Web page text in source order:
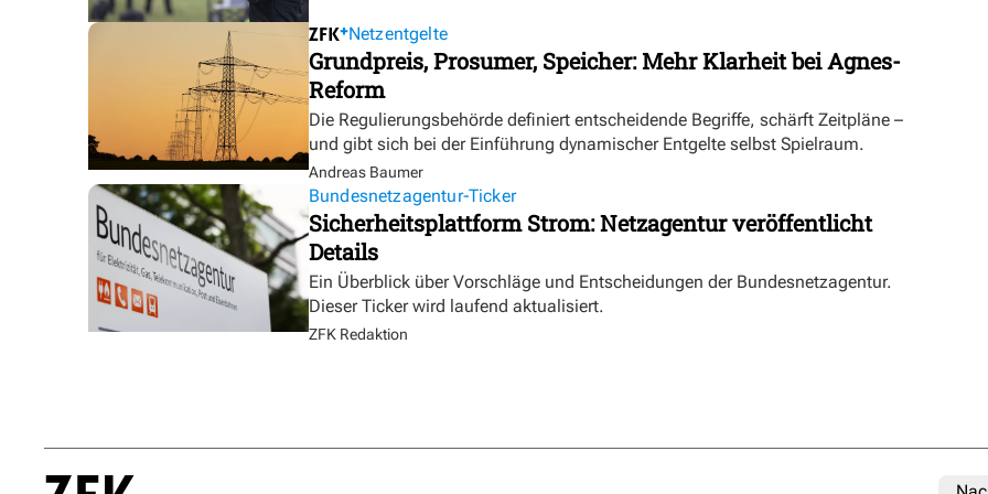
Netzentgelte
Grundpreis, Prosumer, Speicher: Mehr Klarheit bei Agnes-
Reform
Die Regulierungsbehörde definiert entscheidende Begriffe, schärft Zeitpläne –
und gibt sich bei der Einführung dynamischer Entgelte selbst Spielraum.
Andreas Baumer
Bundesnetzagentur-Ticker
Sicherheitsplattform Strom: Netzagentur veröffentlicht
Details
Ein Überblick über Vorschläge und Entscheidungen der Bundesnetzagentur.
Dieser Ticker wird laufend aktualisiert.
ZFK Redaktion